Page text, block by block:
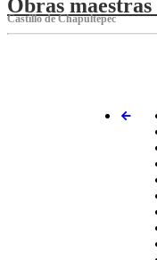
Obras
Castillo de Chapultepec